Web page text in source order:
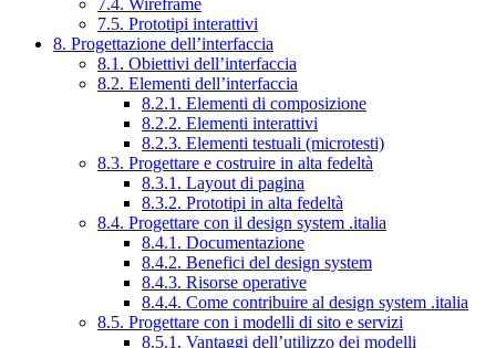
7.4. Wireframe
7.5. Prototipi interattivi
8. Progettazione dell’interfaccia
8.1. Obiettivi dell’interfaccia
8.2. Elementi dell’interfaccia
8.2.1. Elementi di composizione
8.2.2. Elementi interattivi
8.2.3. Elementi testuali (microtesti)
8.3. Progettare e costruire in alta fedeltà
8.3.1. Layout di pagina
8.3.2. Prototipi in alta fedeltà
8.4. Progettare con il design system .italia
8.4.1. Documentazione
8.4.2. Benefici del design system
8.4.3. Risorse operative
8.4.4. Come contribuire al design system .italia
8.5. Progettare con i modelli di sito e servizi
8.5.1. Vantaggi dell’utilizzo dei modelli